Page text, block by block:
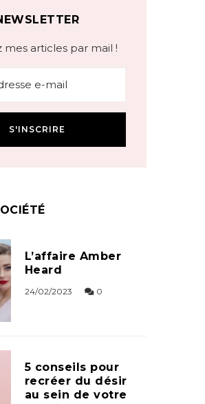
mes articles par mail !
L’affaire Amber
Heard
24/02/2023 0
5 conseils pour
recréer du désir
au sein de votre